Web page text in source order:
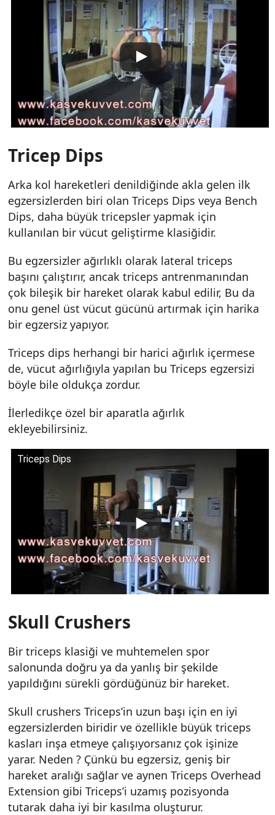
Tricep Dips
Arka kol hareketleri denildiğinde akla gelen ilk
egzersizlerden biri olan Triceps Dips veya Bench
Dips, daha büyük tricepsler yapmak için
kullanılan bir vücut geliştirme klasiğidir.
Bu egzersizler ağırlıklı olarak lateral triceps
başını çalıştırır, ancak triceps antrenmanından
çok bileşik bir hareket olarak kabul edilir, Bu da
onu genel üst vücut gücünü artırmak için harika
bir egzersiz yapıyor.
Triceps dips herhangi bir harici ağırlık içermese
de, vücut ağırlığıyla yapılan bu Triceps egzersizi
böyle bile oldukça zordur.
İlerledikçe özel bir aparatla ağırlık
ekleyebilirsiniz.
Triceps Dips
Skull Crushers
Bir triceps klasiği ve muhtemelen spor
salonunda doğru ya da yanlış bir şekilde
yapıldığını sürekli gördüğünüz bir hareket.
Skull crushers Triceps’in uzun başı için en iyi
egzersizlerden biridir ve özellikle büyük triceps
kasları inşa etmeye çalışıyorsanız çok işinize
yarar. Neden ? Çünkü bu egzersiz, geniş bir
hareket aralığı sağlar ve aynen Triceps Overhead
Extension gibi Triceps’i uzamış pozisyonda
tutarak daha iyi bir kasılma oluşturur.